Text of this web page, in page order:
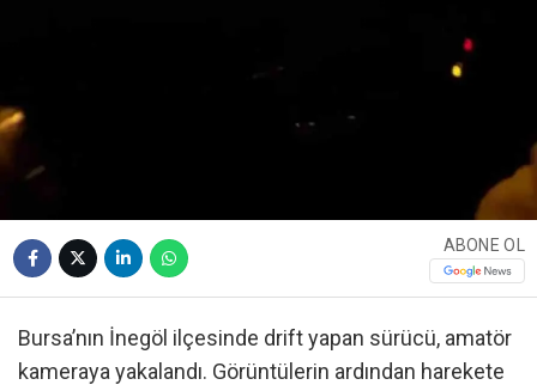
ABONE OL
Bursa’nın İnegöl ilçesinde drift yapan sürücü, amatör
kameraya yakalandı. Görüntülerin ardından harekete